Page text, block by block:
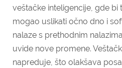
veštačke inteligencije, gde
mogao uslikati očno dno i
nalaze s prethodnim
uvide nove promene.
napreduje, što olakšava